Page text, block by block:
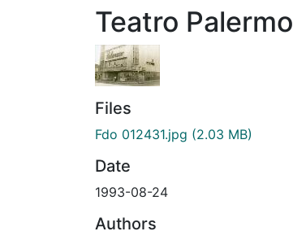
Teatro Palermo
Files
Fdo 012431.jpg (2.03 MB)
Date
1993-08-24
Authors